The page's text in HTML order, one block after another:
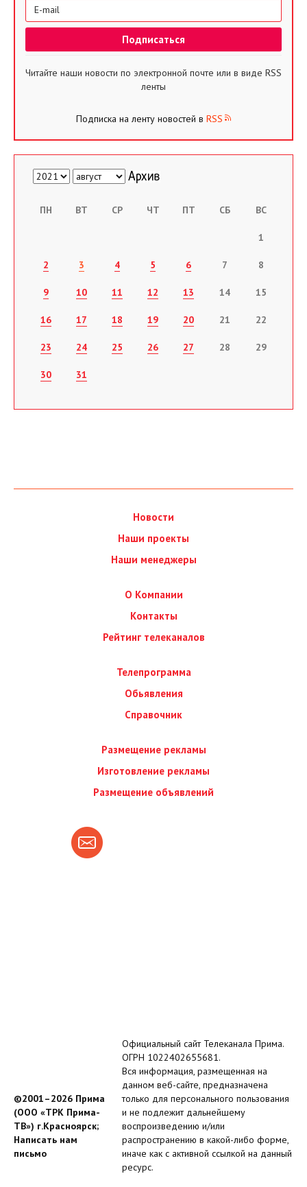
Читайте наши новости по электронной почте или в виде RSS
ленты
Подписка на ленту новостей в RSS
ПН ВТ СР ЧТ ПТ СБ ВС
1
2 3 4 5 6 7 8
9 10 11 12 13 14 15
16 17 18 19 20 21 22
23 24 25 26 27 28 29
30 31
Новости
Наши проекты
Наши менеджеры
О Компании
Контакты
Рейтинг телеканалов
Телепрограмма
Обьявления
Справочник
Размещение рекламы
Изготовление рекламы
Размещение объявлений
©2001–2026 Прима
(ООО «ТРК Прима-
ТВ») г.Красноярск;
Написать нам
письмо
Официальный сайт Телеканала Прима.
ОГРН 1022402655681.
Вся информация, размещенная на
данном веб-сайте, предназначена
только для персонального пользования
и не подлежит дальнейшему
воспроизведению и/или
распространению в какой-либо форме,
иначе как с активной ссылкой на данный
ресурс.